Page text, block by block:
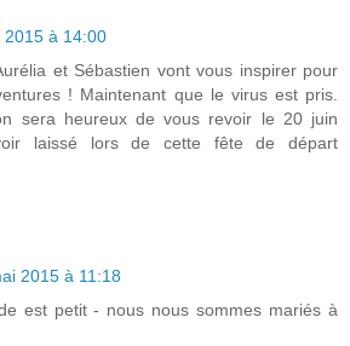
2015 à 14:00
et Sébastien vont vous inspirer pour
! Maintenant que le virus est pris.
sera heureux de vous revoir le 20 juin
laissé lors de cette fête de départ
2015 à 11:18
est petit - nous nous sommes mariés à